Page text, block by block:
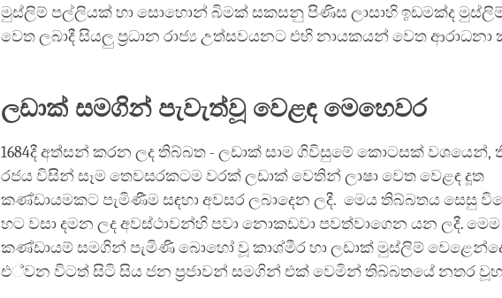
මුස්ලිම් පල්ලියක් හා සොහොන් බිමක් සකසනු පිණිස ලාසාහි ඉඩමක්ද
වෙත ලබාදී සියලු ප්‍රධාන රාජ්‍ය උත්සවයනට එහි නායකයන් වෙත ආරාධනා
ලඩාක් සමගින් පැවැත්වූ වෙළඳ මෙහෙවර
1684දී අත්සන් කරන ලද තිබ්බත - ලඩාක් සාම ගිවිසුමේ කොටසක් වශයෙන්,
රජය විසින් සෑම තෙවසරකටම වරක් ලඩාක් වෙතින් ලාෂා වෙත වෙළඳ දූත
කණ්ඩායමකට පැමිණීම සඳහා අවසර ලබාදෙන ලදී. මෙය තිබ්බතය සෙසු
හට වසා දමන ලද අවස්ථාවන්හි පවා නොකඩවා පවත්වාගෙන යන ලදී. මෙම
කණ්ඩායම් සමගින් පැමිණි බොහෝ වූ කාශ්මීර හා ලඩාක් මුස්ලිම්
එ්වන විටත් සිටි සිය ජන ප්‍රජාවන් සමගින් එක් වෙමින් තිබ්බතයේ නතර